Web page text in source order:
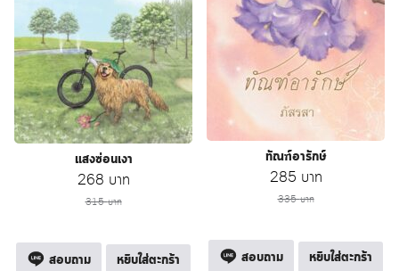
แสงซ่อนเงา
315บาท
Original
price
315 บาท.
268 บาทCurrent
268 บาท.
สอบถาม หยิบใส่ตะกร้า
ทัณฑ์อารักษ์
335บาท
Original
price
335 บาท.
285 บาทCurrent
285 บาท.
สอบถาม หยิบใส่ตะกร้า